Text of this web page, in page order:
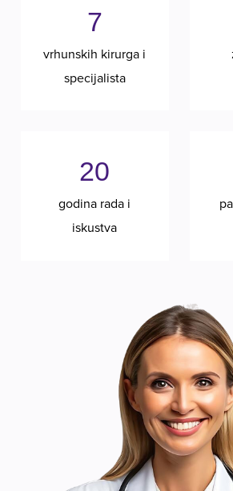
7
vrhunskih kirurga i
specijalista
20
godina rada i
iskustva